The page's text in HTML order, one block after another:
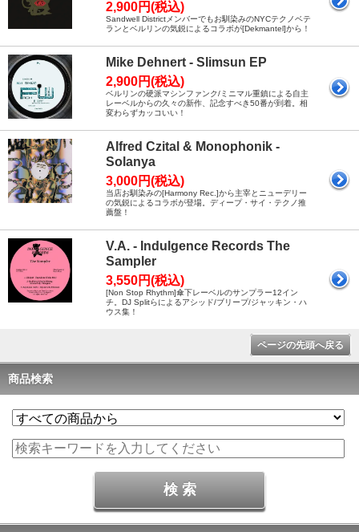
2,900円(税込)
Sandwell Districtメンバーでもお馴染みのNYCテクノベテ
ランとベルリンの気鋭によるコラボが[Dekmantel]から！
Mike Dehnert - Slimsun EP
2,900円(税込)
ベルリンの硬派マシンファンク/ミニマル重鎮による自主
レーベルからの久々の新作、記念すべき50番が到着。相
変わらずカッコいい！
Alfred Czital & Monophonik -
Solanya
3,000円(税込)
当店お馴染みの[Harmony Rec.]から主宰とニューデリー
の気鋭によるコラボが登場。ディープ・サイ・テクノ推
薦盤！
V.A. - Indulgence Records The
Sampler
3,550円(税込)
[Non Stop Rhythm]傘下レーベルのサンプラー12イン
チ。DJ Splitらによるアシッド/ブリープ/ジャッキン・ハ
ウス集！
ページの先頭へ戻る
商品検索